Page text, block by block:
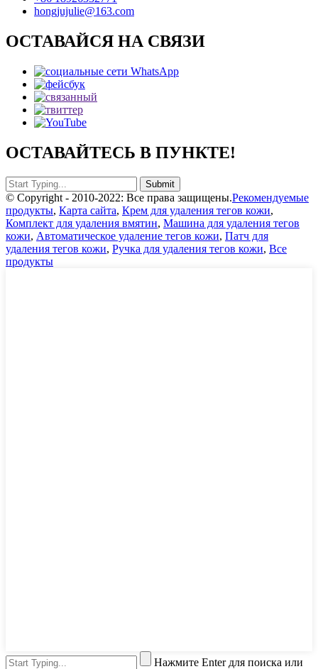
hongjujulie@163.com
ОСТАВАЙСЯ НА СВЯЗИ
ОСТАВАЙТЕСЬ В ПУНКТЕ!
© Copyright - 2010-2022: Все права защищены.Рекомендуемые
продукты, Карта сайта, Крем для удаления тегов кожи,
Комплект для удаления вмятин, Машина для удаления тегов
кожи, Автоматическое удаление тегов кожи, Патч для
удаления тегов кожи, Ручка для удаления тегов кожи, Все
продукты
Нажмите Enter для поиска или